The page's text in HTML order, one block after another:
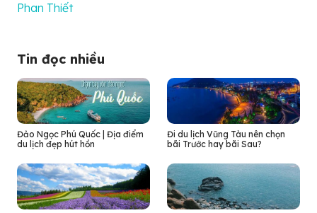
Phan Thiết
Tin đọc nhiều
Đảo Ngọc Phú Quốc | Địa điểm
du lịch đẹp hút hồn
Đi du lịch Vũng Tàu nên chọn
bãi Trước hay bãi Sau?